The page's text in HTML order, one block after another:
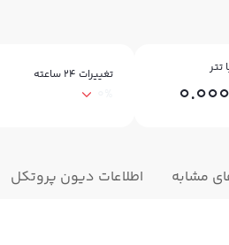
تتر تغییرات ۲۴ ساعته
مشابه اطلاعات دیون پروتکل